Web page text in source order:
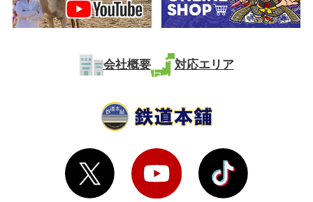
会社概要 対応エリア